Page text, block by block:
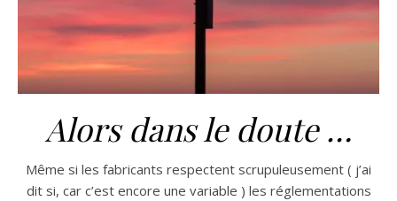
Alors dans le doute …
Même si les fabricants respectent scrupuleusement ( j’ai
dit si, car c’est encore une variable ) les réglementations